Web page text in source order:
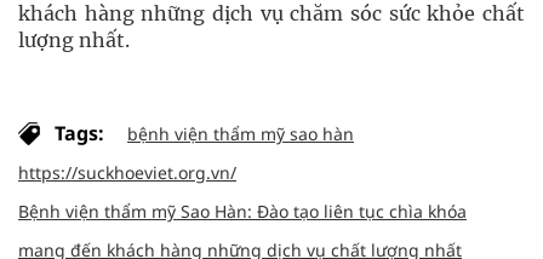
khách hàng những dịch vụ chăm sóc sức khỏe chất
lượng nhất.
Tags:
bệnh viện thẩm mỹ sao hàn
https://suckhoeviet.org.vn/
Bệnh viện thẩm mỹ Sao Hàn: Đào tạo liên tục chìa khóa
mang đến khách hàng những dịch vụ chất lượng nhất